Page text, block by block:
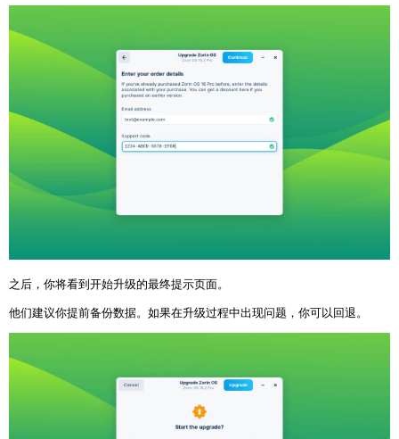
之后，你将看到开始升级的最终提示页面。
他们建议你提前备份数据。如果在升级过程中出现问题，你可以回退。